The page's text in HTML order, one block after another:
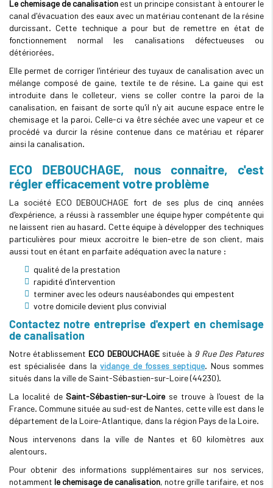
Le chemisage de canalisation est un principe consistant à entourer le
canal d'évacuation des eaux avec un matériau contenant de la résine
durcissant. Cette technique a pour but de remettre en état de
fonctionnement normal les canalisations défectueuses ou
détériorées.
Elle permet de corriger l'intérieur des tuyaux de canalisation avec un
mélange composé de gaine, textile te de résine. La gaine qui est
introduite dans le colleteur, viens se coller contre la paroi de la
canalisation, en faisant de sorte qu'il n'y ait aucune espace entre le
chemisage et la paroi. Celle-ci va être séchée avec une vapeur et ce
procédé va durcir la résine contenue dans ce matériau et réparer
ainsi la canalisation.
ECO DEBOUCHAGE, nous connaitre, c'est
régler efficacement votre problème
La société ECO DEBOUCHAGE fort de ses plus de cinq années
d'expérience, a réussi à rassembler une équipe hyper compétente qui
ne laissent rien au hasard. Cette équipe à développer des techniques
particulières pour mieux accroitre le bien-etre de son client, mais
aussi tout en étant en parfaite adéquation avec la nature :
qualité de la prestation
rapidité d'intervention
terminer avec les odeurs nauséabondes qui empestent
votre domicile devient plus convivial
Contactez notre entreprise d'expert en chemisage
de canalisation
Notre établissementECO DEBOUCHAGEsituée à 9 Rue Des Patures
est spécialisée dans lavidange de fosses septique. Nous sommes
situés dans la ville de Saint-Sébastien-sur-Loire (44230).
La localité de Saint-Sébastien-sur-Loire se trouve à l'ouest de la
France. Commune située au sud-est de Nantes, cette ville est dans le
département de la Loire-Atlantique, dans la région Pays de la Loire.
Nous intervenons dans la ville de Nantes et 60 kilomètres aux
alentours.
Pour obtenir des informations supplémentaires sur nos services,
notamment le chemisage de canalisation, notre grille tarifaire, et nos